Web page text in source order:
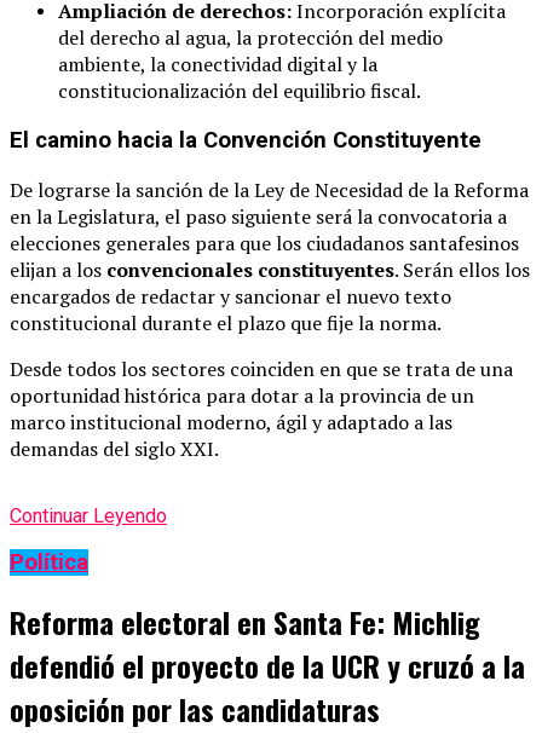
Ampliación de derechos:Incorporación explícita
del derecho al agua, la protección del medio
ambiente, la conectividad digital y la
constitucionalización del equilibrio fiscal.
El camino hacia la Convención Constituyente
De lograrse la sanción de la Ley de Necesidad de la Reforma
en la Legislatura, el paso siguiente será la convocatoria a
elecciones generales para que los ciudadanos santafesinos
elijan a los convencionales constituyentes. Serán ellos los
encargados de redactar y sancionar el nuevo texto
constitucional durante el plazo que fije la norma.
Desde todos los sectores coinciden en que se trata de una
oportunidad histórica para dotar a la provincia de un
marco institucional moderno, ágil y adaptado a las
demandas del siglo XXI.
Continuar Leyendo
Política
Reforma electoral en Santa Fe: Michlig
defendió el proyecto de la UCR y cruzó a la
oposición por las candidaturas